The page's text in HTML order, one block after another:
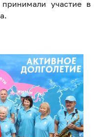
участие в